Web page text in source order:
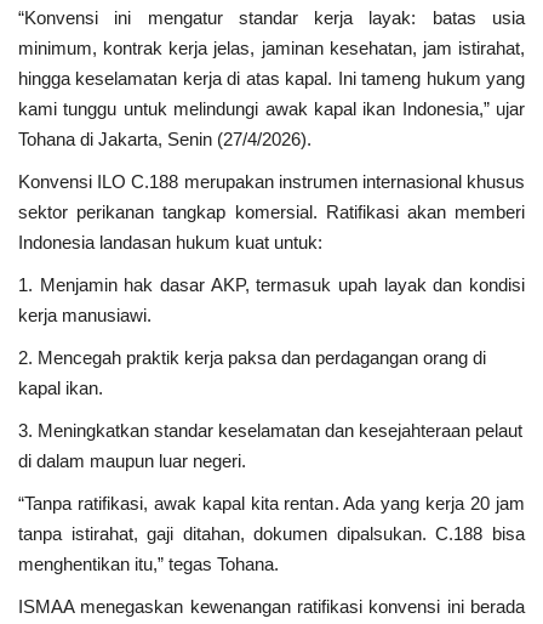
“Konvensi ini mengatur standar kerja layak: batas usia
minimum, kontrak kerja jelas, jaminan kesehatan, jam istirahat,
hingga keselamatan kerja di atas kapal. Ini tameng hukum yang
kami tunggu untuk melindungi awak kapal ikan Indonesia,” ujar
Tohana di Jakarta, Senin (27/4/2026).
Konvensi ILO C.188 merupakan instrumen internasional khusus
sektor perikanan tangkap komersial. Ratifikasi akan memberi
Indonesia landasan hukum kuat untuk:
1. Menjamin hak dasar AKP, termasuk upah layak dan kondisi
kerja manusiawi.
2. Mencegah praktik kerja paksa dan perdagangan orang di
kapal ikan.
3. Meningkatkan standar keselamatan dan kesejahteraan pelaut
di dalam maupun luar negeri.
“Tanpa ratifikasi, awak kapal kita rentan. Ada yang kerja 20 jam
tanpa istirahat, gaji ditahan, dokumen dipalsukan. C.188 bisa
menghentikan itu,” tegas Tohana.
ISMAA menegaskan kewenangan ratifikasi konvensi ini berada